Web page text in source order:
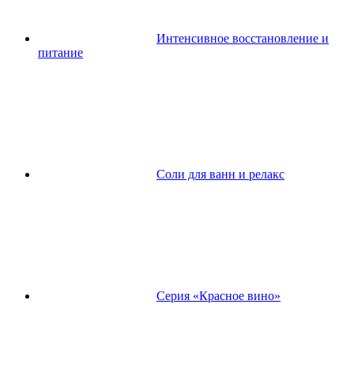
Интенсивное восстановление и
питание
Соли для ванн и релакс
Серия «Красное вино»